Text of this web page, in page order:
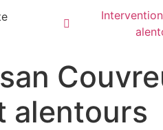
alentours